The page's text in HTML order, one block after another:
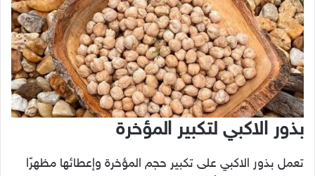
بذور الاكبي لتكبير المؤخرة
تعمل بذور الاكبي على تكبير حجم المؤخرة وإعطائها مظهرًا